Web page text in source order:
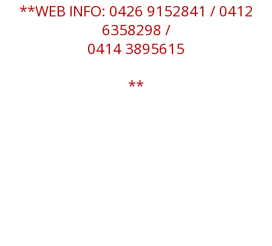
**WEB INFO: 0426 9152841 / 0412
6358298 /
0414 3895615
**